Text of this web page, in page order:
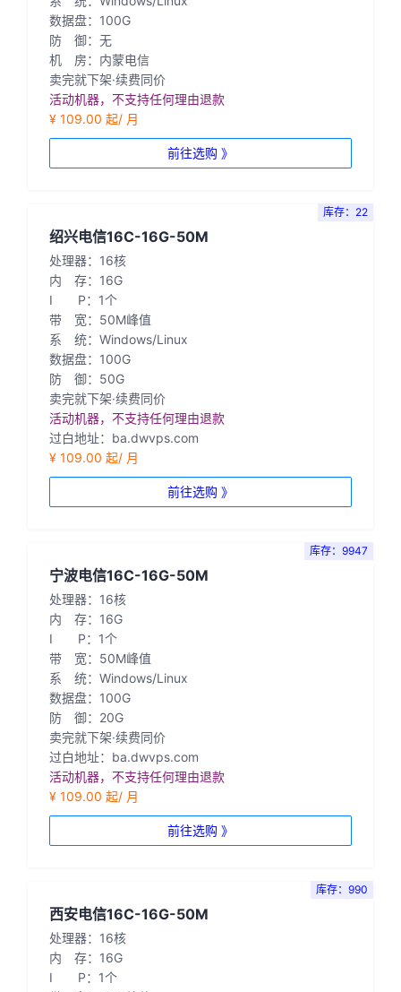
数据盘：100G
防 御：无
机 房：内蒙电信
卖完就下架·续费同价
活动机器，不支持任何理由退款
¥ 109.00 起/ 月
前往选购 》
库存：22
绍兴电信16C-16G-50M
处理器：16核
内 存：16G
I P：1个
带 宽：50M峰值
系 统：Windows/Linux
数据盘：100G
防 御：50G
卖完就下架·续费同价
活动机器，不支持任何理由退款
过白地址：ba.dwvps.com
¥ 109.00 起/ 月
前往选购 》
库存：9947
宁波电信16C-16G-50M
处理器：16核
内 存：16G
I P：1个
带 宽：50M峰值
系 统：Windows/Linux
数据盘：100G
防 御：20G
卖完就下架·续费同价
过白地址：ba.dwvps.com
活动机器，不支持任何理由退款
¥ 109.00 起/ 月
前往选购 》
库存：990
西安电信16C-16G-50M
处理器：16核
内 存：16G
I P：1个